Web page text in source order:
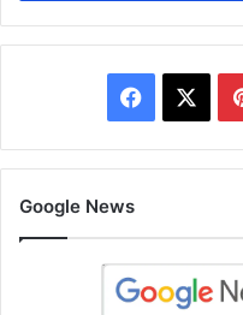
Facebook
Google News